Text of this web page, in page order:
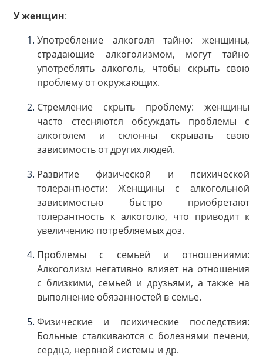
У женщин:
Употребление алкоголя тайно: женщины,
страдающие алкоголизмом, могут тайно
употреблять алкоголь, чтобы скрыть свою
проблему от окружающих.
Стремление скрыть проблему: женщины
часто стесняются обсуждать проблемы с
алкоголем и склонны скрывать свою
зависимость от других людей.
Развитие физической и психической
толерантности: Женщины с алкогольной
зависимостью быстро приобретают
толерантность к алкоголю, что приводит к
увеличению потребляемых доз.
Проблемы с семьей и отношениями:
Алкоголизм негативно влияет на отношения
с близкими, семьей и друзьями, а также на
выполнение обязанностей в семье.
Физические и психические последствия:
Больные сталкиваются с болезнями печени,
сердца, нервной системы и др.